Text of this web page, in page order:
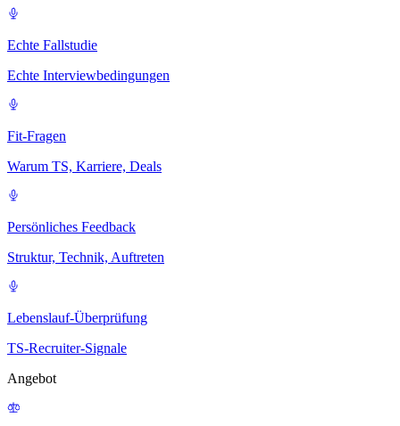
Echte Fallstudie
Echte Interviewbedingungen
Fit-Fragen
Warum TS, Karriere, Deals
Persönliches Feedback
Struktur, Technik, Auftreten
Lebenslauf-Überprüfung
TS-Recruiter-Signale
Angebot